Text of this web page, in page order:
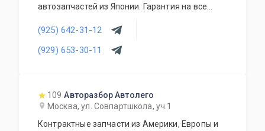
автозапчастей из Японии. Гарантия на все
(925) 642-31-12
(929) 653-30-11
109 Авторазбор Автолего
Москва, ул. Совпартшкола, уч.1
Контрактные запчасти из Америки, Европы и